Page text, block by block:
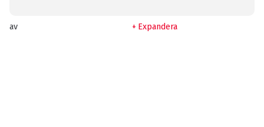
av Expandera